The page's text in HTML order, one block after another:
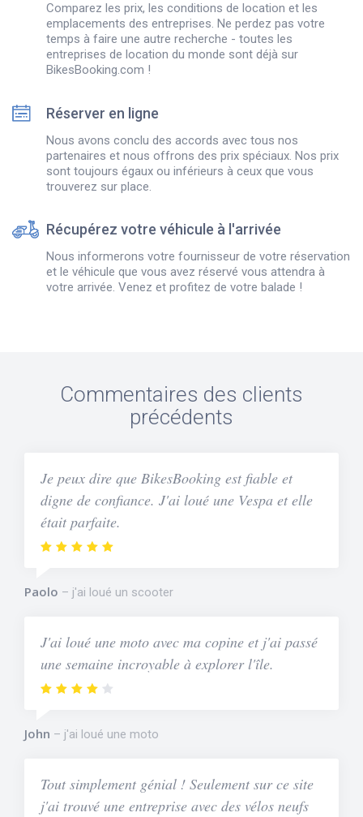
Comparez les prix, les conditions de location et les
emplacements des entreprises. Ne perdez pas votre
temps à faire une autre recherche - toutes les
entreprises de location du monde sont déjà sur
BikesBooking.com !
Réserver en ligne
Nous avons conclu des accords avec tous nos
partenaires et nous offrons des prix spéciaux. Nos prix
sont toujours égaux ou inférieurs à ceux que vous
trouverez sur place.
Récupérez votre véhicule à l'arrivée
Nous informerons votre fournisseur de votre réservation
et le véhicule que vous avez réservé vous attendra à
votre arrivée. Venez et profitez de votre balade !
Commentaires des clients
précédents
Je peux dire que BikesBooking est fiable et
digne de confiance. J'ai loué une Vespa et elle
était parfaite.
Paolo j'ai loué un scooter
J'ai loué une moto avec ma copine et j'ai passé
une semaine incroyable à explorer l'île.
John j'ai loué une moto
Tout simplement génial ! Seulement sur ce site
j'ai trouvé une entreprise avec des vélos neufs